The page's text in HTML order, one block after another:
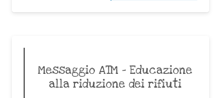
Messaggio ATM – Educazione
alla riduzione dei rifiuti